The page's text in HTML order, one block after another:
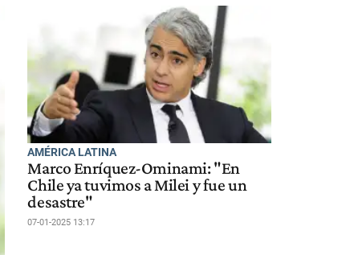
AMÉRICA LATINA
Marco Enríquez-Ominami: "En
Chile ya tuvimos a Milei y fue un
desastre"
07-01-2025 13:17